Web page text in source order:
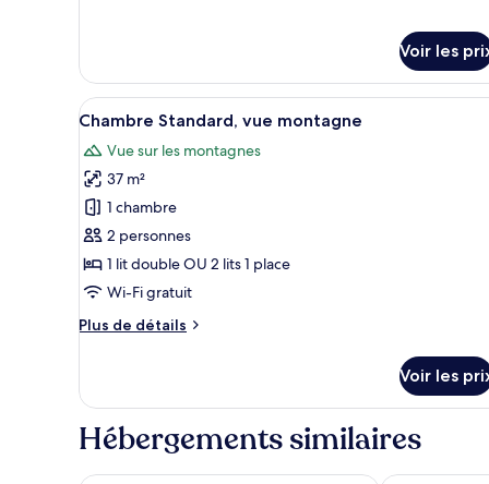
chambre
Superior
Room
Voir les
Afficher
toutes
les
photos
pour
ce
type
de
chambre :
Chambre
montagne
Une chambre d’hôtel
5
Chambre Standard, vue montagne
Vue sur les montagnes
37 m²
1 chambre
2 personnes
1 lit double OU 2 lits 1 place
Wi-Fi gratuit
Plus de détails
Plus
le
type
de
Voir les
Hébergements similaires